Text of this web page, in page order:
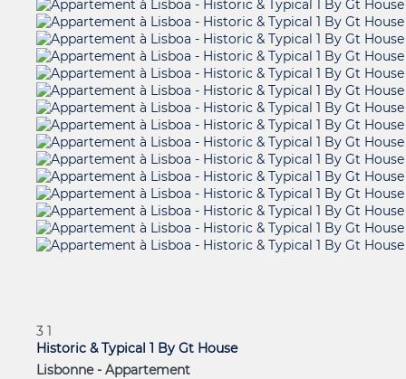
3 1
Historic & Typical 1 By Gt House
Lisbonne - Appartement